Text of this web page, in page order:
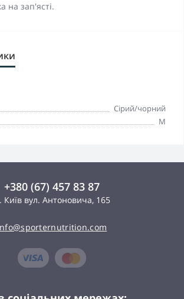
на зап'ясті.
Сірий/чорний
M
+380 (67) 457 83 87
Київ вул. Антоновича, 165